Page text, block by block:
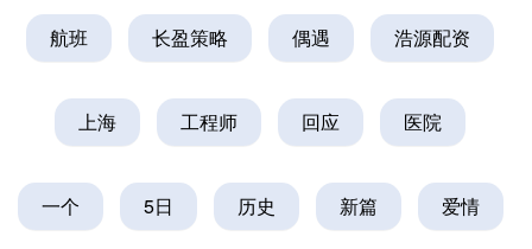
航班 长盈策略 偶遇 浩源配资
上海 工程师 回应 医院
一个 5日 历史 新篇 爱情